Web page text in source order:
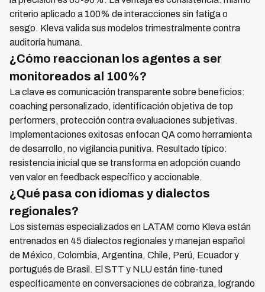
criterio aplicado a 100% de interacciones sin fatiga o
sesgo. Kleva valida sus modelos trimestralmente contra
auditoría humana.
¿Cómo reaccionan los agentes a ser
monitoreados al 100%?
La clave es comunicación transparente sobre beneficios:
coaching personalizado, identificación objetiva de top
performers, protección contra evaluaciones subjetivas.
Implementaciones exitosas enfocan QA como herramienta
de desarrollo, no vigilancia punitiva. Resultado típico:
resistencia inicial que se transforma en adopción cuando
ven valor en feedback específico y accionable.
¿Qué pasa con idiomas y dialectos
regionales?
Los sistemas especializados en LATAM como Kleva están
entrenados en 45 dialectos regionales y manejan español
de México, Colombia, Argentina, Chile, Perú, Ecuador y
portugués de Brasil. El STT y NLU están fine-tuned
específicamente en conversaciones de cobranza, logrando